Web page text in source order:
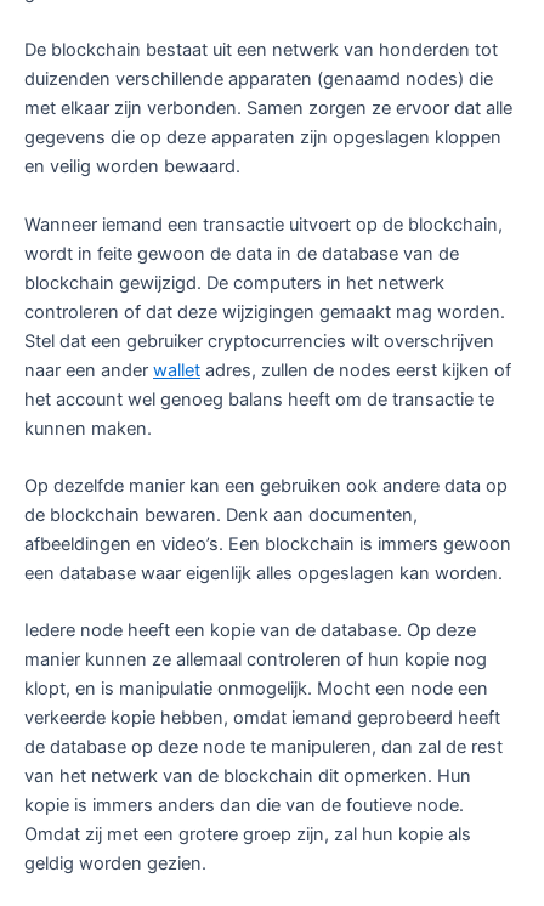
De blockchain bestaat uit een netwerk van honderden tot
duizenden verschillende apparaten (genaamd nodes) die
met elkaar zijn verbonden. Samen zorgen ze ervoor dat alle
gegevens die op deze apparaten zijn opgeslagen kloppen
en veilig worden bewaard.
Wanneer iemand een transactie uitvoert op de blockchain,
wordt in feite gewoon de data in de database van de
blockchain gewijzigd. De computers in het netwerk
controleren of dat deze wijzigingen gemaakt mag worden.
Stel dat een gebruiker cryptocurrencies wilt overschrijven
naar een ander wallet adres, zullen de nodes eerst kijken of
het account wel genoeg balans heeft om de transactie te
kunnen maken.
Op dezelfde manier kan een gebruiken ook andere data op
de blockchain bewaren. Denk aan documenten,
afbeeldingen en video’s. Een blockchain is immers gewoon
een database waar eigenlijk alles opgeslagen kan worden.
Iedere node heeft een kopie van de database. Op deze
manier kunnen ze allemaal controleren of hun kopie nog
klopt, en is manipulatie onmogelijk. Mocht een node een
verkeerde kopie hebben, omdat iemand geprobeerd heeft
de database op deze node te manipuleren, dan zal de rest
van het netwerk van de blockchain dit opmerken. Hun
kopie is immers anders dan die van de foutieve node.
Omdat zij met een grotere groep zijn, zal hun kopie als
geldig worden gezien.